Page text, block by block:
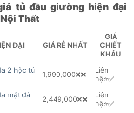
tủ đầu giường hiện đại
Thất
ĐẠI GIÁ RẺ NHẤT
GIÁ
CHIẾT
KHẤU
2 hộc tủ
1,990,000❌❌
Liên
hệ⭐️✅
mặt đá
2,449,000❌❌
Liên
hệ⭐️✅